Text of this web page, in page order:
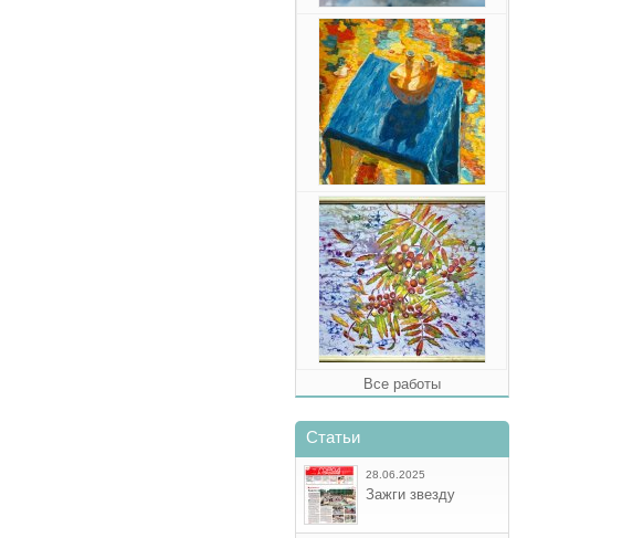
Все работы
Статьи
28.06.2025
Зажги звезду